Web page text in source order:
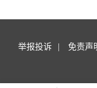
举报投诉 免责声